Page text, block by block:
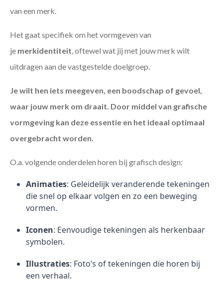
van een merk.
Het gaat specifiek om het vormgeven van
je merkidentiteit , oftewel wat jij met jouw merk wilt
uitdragen aan de vastgestelde doelgroep.
Je wilt hen iets meegeven, een boodschap of gevoel,
waar jouw merk om draait. Door middel van grafische
vormgeving kan deze essentie en het ideaal optimaal
overgebracht worden.
O.a. volgende onderdelen horen bij grafisch design:
Animaties: Geleidelijk veranderende tekeningen
die snel op elkaar volgen en zo een beweging
vormen.
Iconen: Eenvoudige tekeningen als herkenbaar
symbolen.
Illustraties: Foto’s of tekeningen die horen bij
een verhaal.